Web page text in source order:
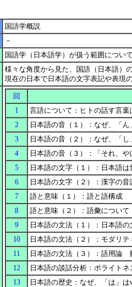
国語学概説
－
国語学（日本語学）が扱う範囲につい
様々な角度から見た、国語（日本語）
現在の日本で日本語の文字表記や表現
回
1
言語について：ヒトの話す言
2
日本語の音（１）：なぜ、「
3
日本語の音（２）：なぜ、「
4
日本語の音（３）：「それ、
5
日本語の文字（１）：日本語
6
日本語の文字（２）：漢字の音
7
語と意味（１）：語と語構成
8
語と意味（２）：語彙について
9
日本語の文法（１）：日本語の
10
日本語の文法（２）：モダリテ
11
日本語の文法（３）：語用論
12
日本語の談話分析：ポライト
13
日本語の歴史：なぜ、「は」は